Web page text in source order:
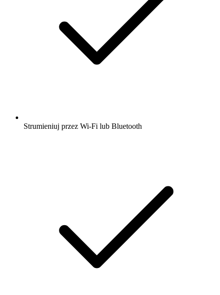
Strumieniuj przez Wi-Fi lub Bluetooth